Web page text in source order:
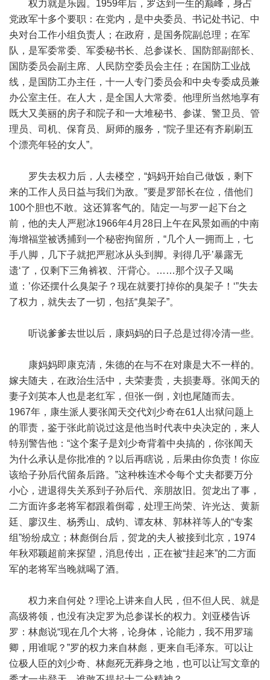
权力就是乐园。1959年后，罗达到一生的巅峰，身占
党政军十多个要职：在党内，是中央委员、书记处书记、中
央对台工作小组负责人；在政府，是国务院副总理；在军
队，是军委常委、军委秘书长、总参谋长、国防部副部长、
国防委员会副主席、人民防空委员会主任；在国防工业战
线，是国防工办主任，十一人专门委员会和中央专委成员兼
办公室主任。在人大，是全国人大常委。他理所当然地享有
既大又美丽的房子和院子和一大堆秘书、参谋、警卫员、管
理员、司机、保育员、厨师的服务，“院子里还有齐刷刷五
个漂亮年轻的女人”。
罗失去权力后，人去楼空，“妈妈开始自己做饭，剩下
来的工作人员日益与我们为敌。”要是罗部长在位，借他们
100个胆也不敢。这还算客气的。陆定一与罗一起下台之
前，他的夫人严慰冰1966年4月28日上午在风景如画的中南
海增福堂被诱捕到一个秘密拘留所，“几个人一拥而上，七
手八脚，几下子就把严慰冰从头到脚。剥得几乎’暴露无
遗‘了，仅剩下三角裤衩、汗背心。……那个汉子又喝
道：’你还摆什么臭架子？现在就要打掉你的臭架子！‘”失去
了权力，就失去了一切，包括“臭架子”。
听说爹爹去世以后，康妈妈的日子总是过得冷清一些。
康妈妈即康克清，朱德的在与不在对康是大不一样的。
嫁夫随夫，在政治生活中，夫荣妻贵，夫损妻辱。张闻天的
妻子刘英本人也是老红军，但张一倒，刘也尾随而去。
1967年，康生派人要张闻天交代刘少奇在61人出狱问题上
的罪责，鉴于张此前说过这是他当时代表中央决定的，来人
特别警告他：“这个案子是刘少奇背着中央搞的，你张闻天
为什么承认是你批准的？以后再瞎说，后果由你负责！你应
该给子孙后代留条后路。”这种株连术令每个丈夫都要万分
小心，进退得失关系到子孙后代、亲朋故旧。贺龙出了事，
二方面许多老将军都跟着倒霉，处理王尚荣、许光达、黄新
廷、廖汉生、杨秀山、成钧、谭友林、郭林祥等人的“专案
组”纷纷成立；林彪倒台后，贺龙的夫人被接到北京，1974
年秋邓颖超前来探望，消息传出，正在被“挂起来”的二方面
军的老将军当晚就喝了酒。
权力来自何处？理论上讲来自人民，但不但人民、就是
高级将领，也没有决定罗为总参谋长的权力。刘亚楼告诉
罗：林彪说“现在几个大将，论身体，论能力，我不用罗瑞
卿，用谁呢？”罗的权力来自林彪，更来自毛泽东。可以让
位极人臣的刘少奇、林彪死无葬身之地，也可以让写文章的